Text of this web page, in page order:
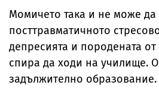
Момичето така и не може да
посттравматичното
депресията и породената от
спира да ходи на училище.
задължително образование.